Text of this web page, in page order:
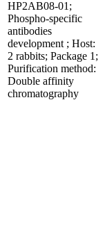
HP2AB08-01;
Phospho-specific
antibodies
development ; Host:
2 rabbits; Package 1;
Purification method:
Double affinity
chromatography